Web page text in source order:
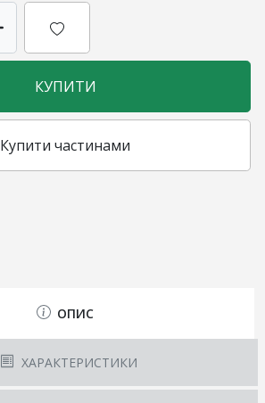
КУПИТИ
Купити частинами
ОПИС
ХАРАКТЕРИСТИКИ